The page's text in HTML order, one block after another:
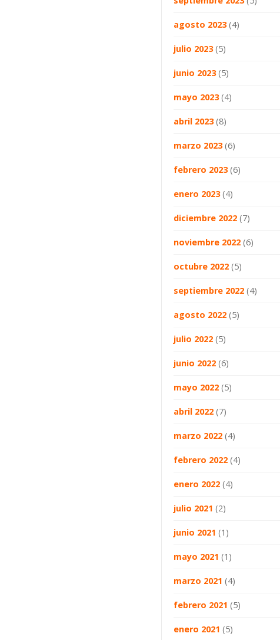
agosto 2023(4)
julio 2023(5)
junio 2023(5)
mayo 2023(4)
abril 2023(8)
marzo 2023(6)
febrero 2023(6)
enero 2023(4)
diciembre 2022 (7)
noviembre 2022 (6)
octubre 2022 (5)
septiembre 2022 (4)
agosto 2022 (5)
julio 2022 (5)
junio 2022 (6)
mayo 2022 (5)
abril 2022 (7)
marzo 2022 (4)
febrero 2022 (4)
enero 2022 (4)
julio 2021 (2)
junio 2021 (1)
mayo 2021 (1)
marzo 2021 (4)
febrero 2021 (5)
enero 2021 (5)